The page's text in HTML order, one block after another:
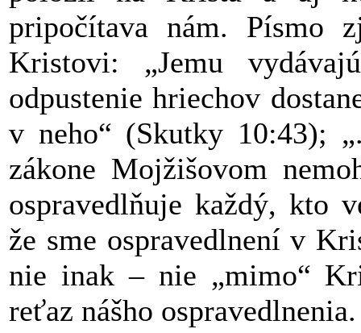
pripočítava nám. Písmo
Kristovi: „Jemu
odpustenie hriechov
v neho“ (Skutky 10:43);
zákone Mojžišovom
ospravedlňuje každý, kto
že sme ospravedlnení v
nie inak – nie „mimo“
reťaz nášho ospravedlnenia.